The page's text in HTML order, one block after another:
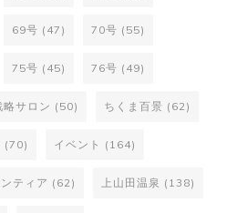
69号 (47) 70号 (55)
75号 (45) 76号 (49)
サロン (50) ちくま百景 (62)
(70) イベント (164)
ティア (62) 上山田温泉 (138)